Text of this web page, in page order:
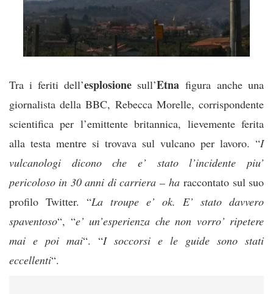
Tra i feriti dell’esplosione sull’Etna figura anche una
giornalista della BBC, Rebecca Morelle, corrispondente
scientifica per l’emittente britannica, lievemente ferita
alla testa mentre si trovava sul vulcano per lavoro. “I
vulcanologi dicono che e’ stato l’incidente piu’
pericoloso in 30 anni di carriera – haraccontato sul suo
profilo Twitter. “La troupe e’ ok. E’ stato davvero
spaventoso“, “e’ un’esperienza che non vorro’ ripetere
mai e poi mai“. “I soccorsi e le guide sono stati
eccellenti“.